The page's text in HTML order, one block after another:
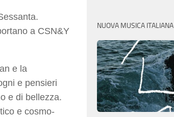
a CSN&Y
e la
e pensieri
e di bellezza.
e cosmo-
NUOVA MUSICA ITALIANA